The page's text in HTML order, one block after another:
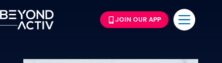
JOIN OUR APP